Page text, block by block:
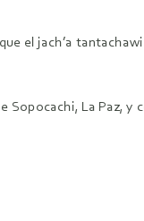
el jach’a
Sopocachi, La Paz,